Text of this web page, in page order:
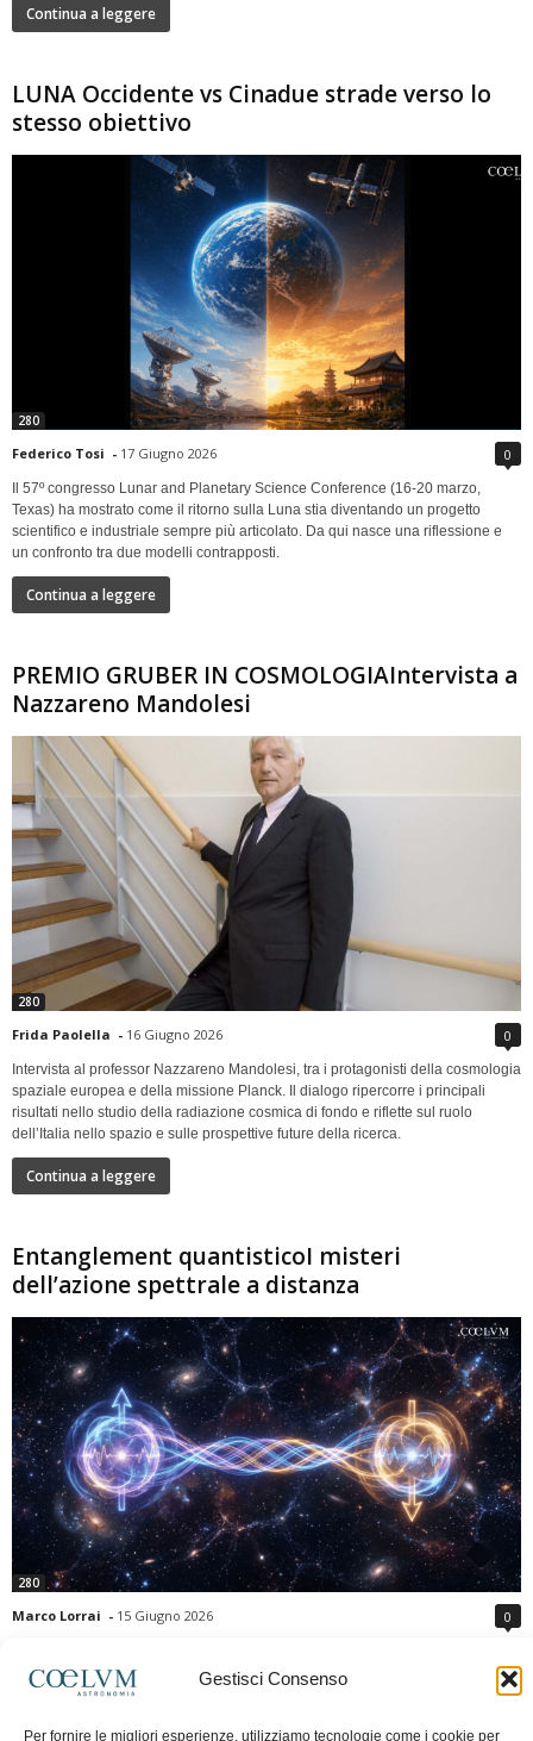
Gestisci Consenso
Per fornire le migliori esperienze, utilizziamo tecnologie come i cookie per
Continua a leggere
LUNA Occidente vs Cinadue strade verso lo
stesso obiettivo
280
Federico Tosi - 17 Giugno 2026 0
Il 57º congresso Lunar and Planetary Science Conference (16-20 marzo,
Texas) ha mostrato come il ritorno sulla Luna stia diventando un progetto
scientifico e industriale sempre più articolato. Da qui nasce una riflessione e
un confronto tra due modelli contrapposti.
Continua a leggere
PREMIO GRUBER IN COSMOLOGIAIntervista a
Nazzareno Mandolesi
280
Frida Paolella - 16 Giugno 2026 0
Intervista al professor Nazzareno Mandolesi, tra i protagonisti della cosmologia
spaziale europea e della missione Planck. Il dialogo ripercorre i principali
risultati nello studio della radiazione cosmica di fondo e riflette sul ruolo
dell’Italia nello spazio e sulle prospettive future della ricerca.
Continua a leggere
Entanglement quantisticoI misteri
dell’azione spettrale a distanza
280
Marco Lorrai - 15 Giugno 2026 0
moderna: due particelle possono mostrare correlazioni che sembrano ignorare
la distanza che le separa. Gli esperimenti e i teoremi di Bell hanno escluso le
previsioni della meccanica quantistica. Nonostante ciò, l'entanglement non